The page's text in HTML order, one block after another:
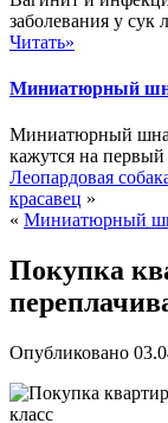
заболевания у сук
Читать»
Миниатюрный
Миниатюрный
кажутся на
Леопардовая
красавец »
« Миниатюрный
Покупка
Опубликовано